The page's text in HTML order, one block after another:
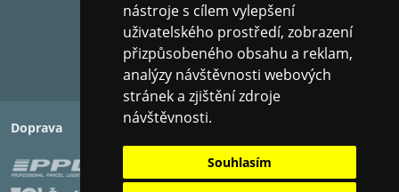
nástroje s cílem vylepšení
uživatelského prostředí, zobrazení
přizpůsobeného obsahu a reklam,
analýzy návštěvnosti webových
stránek a zjištění zdroje
návštěvnosti.
Souhlasím
Doprava Platba